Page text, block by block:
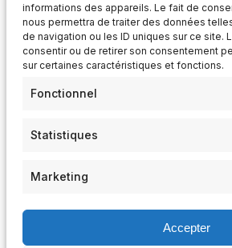
informations des appareils. Le fait de
nous permettra de traiter des données
de navigation ou les ID uniques sur ce site.
consentir ou de retirer son consentement
sur certaines caractéristiques et fonctions.
Fonctionnel
Statistiques
Marketing
Accepter